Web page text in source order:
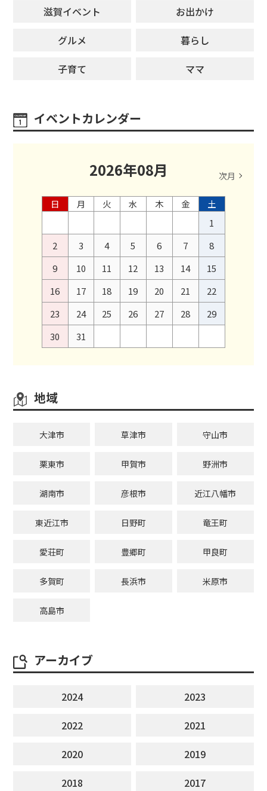
滋賀イベント
お出かけ
グルメ
暮らし
子育て
ママ
イベントカレンダー
2026年08月 次月
日 月 火 水 木 金
土
1
2
3 4 5 6 7
8
9
10 11 12 13 14
15
16
17 18 19 20 21
22
23
24 25 26 27 28
29
30
31
地域
大津市 草津市 守山市
栗東市 甲賀市 野洲市
湖南市 彦根市 近江八幡市
東近江市 日野町 竜王町
愛荘町 豊郷町 甲良町
多賀町 長浜市 米原市
高島市
アーカイブ
2024
2023
2022
2021
2020
2019
2018
2017